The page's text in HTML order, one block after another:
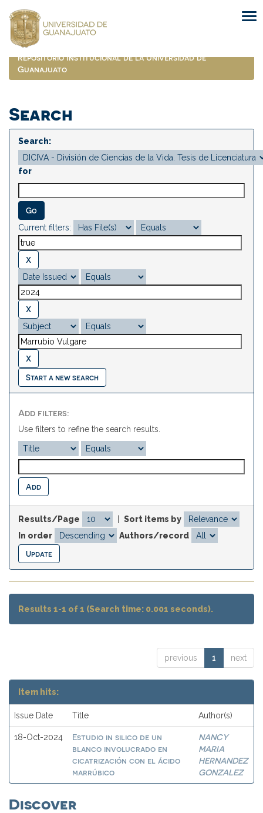
navigation
Repositorio Institucional de la Universidad de
Guanajuato
Search
Search:
for
Current filters:
Start a new search
Add filters:
Use filters to refine the search results.
Results/Page
Sort items by
In order
Authors/record
Results 1-1 of 1 (Search time: 0.001 seconds).
previous 1 next
Item hits:
Issue Date Title Author(s)
18-Oct-2024
Estudio in silico de un
blanco involucrado en
cicatrización con el ácido
marrúbico
NANCY
MARIA
HERNANDEZ
GONZALEZ
Discover